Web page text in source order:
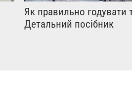
Як правильно годувати
Детальний посібник